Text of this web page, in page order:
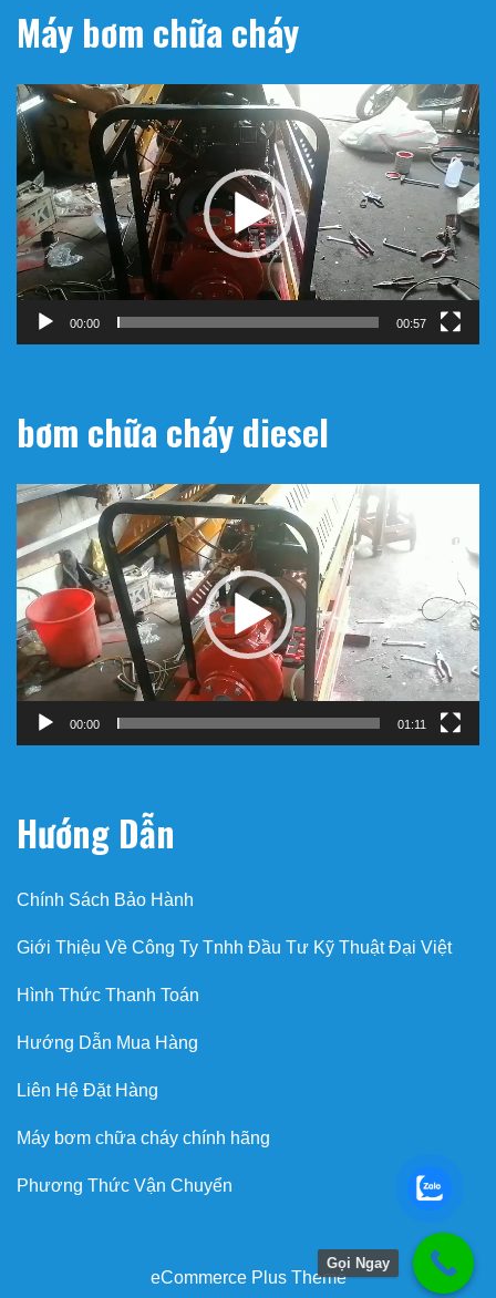
Máy bơm chữa cháy
Trình
chơi
Video
00:00 00:57
bơm chữa cháy diesel
Trình
chơi
Video
00:00 01:11
Hướng Dẫn
Chính Sách Bảo Hành
Giới Thiệu Về Công Ty Tnhh Đầu Tư Kỹ Thuật Đại Việt
Hình Thức Thanh Toán
Hướng Dẫn Mua Hàng
Liên Hệ Đặt Hàng
Máy bơm chữa cháy chính hãng
Phương Thức Vận Chuyển
eCommerce Plus Theme
Gọi Ngay